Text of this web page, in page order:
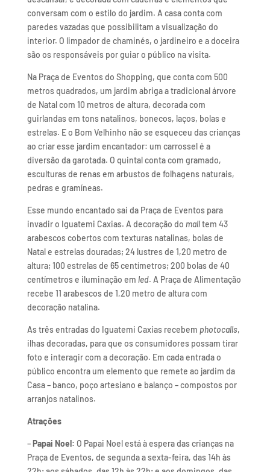
conversam com o estilo do jardim. A casa conta com
paredes vazadas que possibilitam a visualização do
interior. O limpador de chaminés, o jardineiro e a doceira
são os responsáveis por guiar o público na visita.
Na Praça de Eventos do Shopping, que conta com 500
metros quadrados, um jardim abriga a tradicional árvore
de Natal com 10 metros de altura, decorada com
guirlandas em tons natalinos, bonecos, laços, bolas e
estrelas. E o Bom Velhinho não se esqueceu das crianças
ao criar esse jardim encantador: um carrossel é a
diversão da garotada. O quintal conta com gramado,
esculturas de renas em arbustos de folhagens naturais,
pedras e gramíneas.
Esse mundo encantado sai da Praça de Eventos para
invadir o Iguatemi Caxias. A decoração do malltem 43
arabescos cobertos com texturas natalinas, bolas de
Natal e estrelas douradas; 24 lustres de 1,20 metro de
altura; 100 estrelas de 65 centímetros; 200 bolas de 40
centímetros e iluminação em led. A Praça de Alimentação
recebe 11 arabescos de 1,20 metro de altura com
decoração natalina.
As três entradas do Iguatemi Caxias recebem photocalls,
ilhas decoradas, para que os consumidores possam tirar
foto e interagir com a decoração. Em cada entrada o
público encontra um elemento que remete ao jardim da
Casa – banco, poço artesiano e balanço – compostos por
arranjos natalinos.
Atrações
–Papai Noel: O Papai Noel está à espera das crianças na
Praça de Eventos, de segunda a sexta-feira, das 14h às